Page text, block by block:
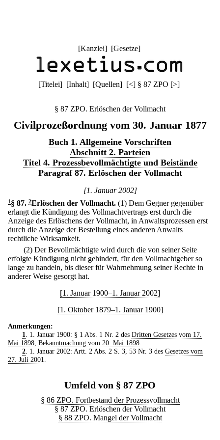
[Kanzlei] [Gesetze]
[Titelei] [Inhalt] [Quellen] [<] § 87 ZPO [>]
§ 87 ZPO. Erlöschen der Vollmacht
Civilprozeßordnung vom 30. Januar 1877
Buch 1. Allgemeine Vorschriften
Abschnitt 2. Parteien
Titel 4. Prozessbevollmächtigte und Beistände
Paragraf 87. Erlöschen der Vollmacht
[1. Januar 2002]
1 § 87. 2Erlöschen der Vollmacht. (1) Dem Gegner gegenüber
erlangt die Kündigung des Vollmachtvertrags erst durch die
Anzeige des Erlöschens der Vollmacht, in Anwaltsprozessen erst
durch die Anzeige der Bestellung eines anderen Anwalts
rechtliche Wirksamkeit.
(2) Der Bevollmächtigte wird durch die von seiner Seite
erfolgte Kündigung nicht gehindert, für den Vollmachtgeber so
lange zu handeln, bis dieser für Wahrnehmung seiner Rechte in
anderer Weise gesorgt hat.
[1. Januar 1900–1. Januar 2002]
[1. Oktober 1879–1. Januar 1900]
Anmerkungen:
1. 1. Januar 1900: § 1 Abs. 1 Nr. 2 des Dritten Gesetzes vom 17.
Mai 1898, Bekanntmachung vom 20. Mai 1898.
2. 1. Januar 2002: Artt. 2 Abs. 2 S. 3, 53 Nr. 3 des Gesetzes vom
27. Juli 2001.
Umfeld von § 87 ZPO
§ 86 ZPO. Fortbestand der Prozessvollmacht
§ 87 ZPO. Erlöschen der Vollmacht
§ 88 ZPO. Mangel der Vollmacht